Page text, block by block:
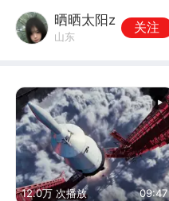
晒晒太阳z
山东
关注
12.0万 次播放 09:47